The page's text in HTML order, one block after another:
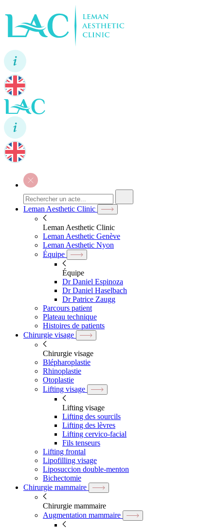
Leman Aesthetic Clinic
Leman Aesthetic Clinic
Leman Aesthetic Genève
Leman Aesthetic Nyon
Équipe
Équipe
Dr Daniel Espinoza
Dr Daniel Haselbach
Dr Patrice Zaugg
Parcours patient
Plateau technique
Histoires de patients
Chirurgie visage
Chirurgie visage
Blépharoplastie
Rhinoplastie
Otoplastie
Lifting visage
Lifting visage
Lifting des sourcils
Lifting des lèvres
Lifting cervico-facial
Fils tenseurs
Lifting frontal
Lipofilling visage
Liposuccion double-menton
Bichectomie
Chirurgie mammaire
Chirurgie mammaire
Augmentation mammaire